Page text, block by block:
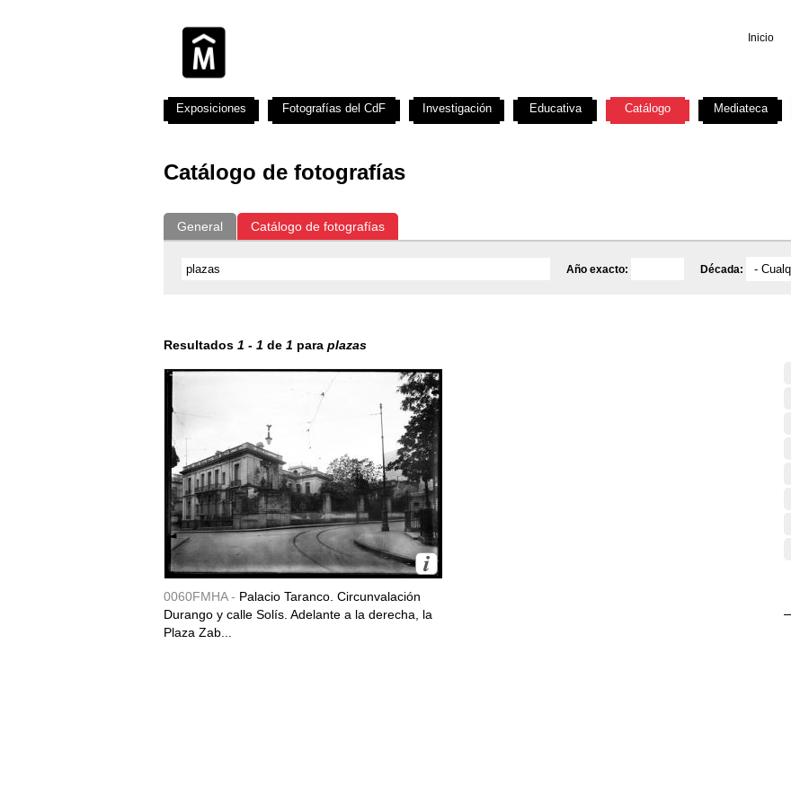
Inicio
Catálogo de fotografías
General Catálogo de fotografías
Año exacto: Década:
Resultados 1 - 1 de 1 para plazas
0060FMHA - Palacio Taranco. Circunvalación
Durango y calle Solís. Adelante a la derecha, la
Plaza Zab...
Exposiciones Fotografías del CdF Investigación Educativa Catálogo Mediateca